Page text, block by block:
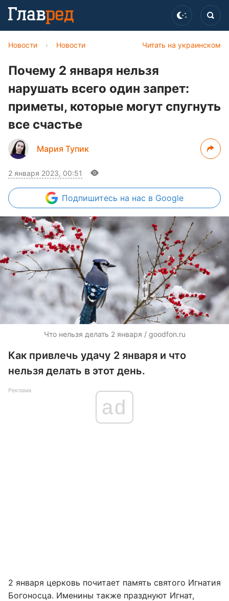
Читать на украинском
Новости › Новости
Почему 2 января нельзя
нарушать всего один запрет:
приметы, которые могут спугнуть
все счастье
Мария Тупик
2 января 2023, 00:51
Подпишитесь на нас в Google
Что нельзя делать 2 января / goodfon.ru
Как привлечь удачу 2 января и что
нельзя делать в этот день.
Реклама
ad
2 января церковь почитает память святого Игнатия
Богоносца. Именины также празднуют Игнат,